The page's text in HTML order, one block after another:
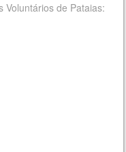
Voluntários de Pataias: